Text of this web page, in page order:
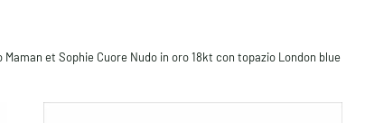
Maman et Sophie Cuore Nudo in oro 18kt con topazio London blue